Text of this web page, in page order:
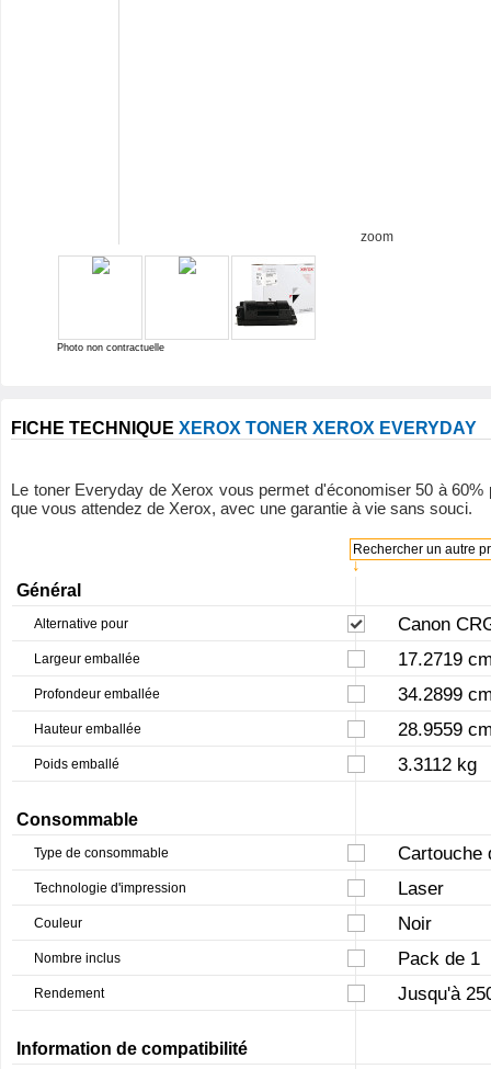
zoom
Photo non contractuelle
FICHE TECHNIQUE XEROX TONER XEROX EVERYDAY
Le toner Everyday de Xerox vous permet d'économiser 50 à
que vous attendez de Xerox, avec une garantie à vie sans souci.
↓
Rechercher un autre
Général
Alternative pour Canon
Largeur emballée 17.2719
Profondeur emballée 34.2899
Hauteur emballée 28.9559
Poids emballé 3.3112 kg
Consommable
Type de consommable Cartouche
Technologie d'impression Laser
Couleur Noir
Nombre inclus Pack de 1
Rendement Jusqu'à
Information de compatibilité